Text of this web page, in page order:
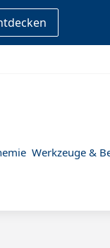
Werkzeuge &